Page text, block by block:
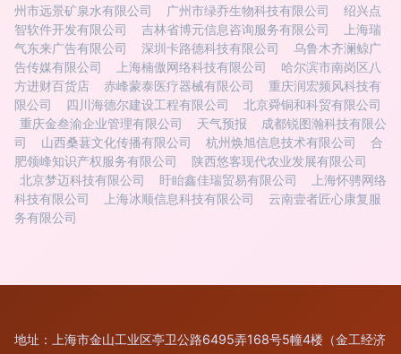
州市远景矿泉水有限公司
广州市绿乔生物科技有限公司
绍兴点
智软件开发有限公司
吉林省博元信息咨询服务有限公司
上海瑞
气东来广告有限公司
深圳卡路德科技有限公司
乌鲁木齐澜鲸广
告传媒有限公司
上海楠傲网络科技有限公司
哈尔滨市南岗区八
方进财百货店
赤峰蒙泰医疗器械有限公司
重庆润宏频风科技有
限公司
四川海德尔建设工程有限公司
北京舜铜和科贸有限公司
重庆金叁渝企业管理有限公司
天气预报
成都锐图瀚科技有限公
司
山西桑葚文化传播有限公司 杭州焕旭信息技术有限公司
合
肥领峰知识产权服务有限公司
陕西悠客现代农业发展有限公司
北京梦迈科技有限公司
盱眙鑫佳瑞贸易有限公司
上海怀骋网络
科技有限公司
上海冰顺信息科技有限公司
云南壹者匠心康复服
务有限公司
地址：上海市金山工业区亭卫公路6495弄168号5幢4楼（金工经济